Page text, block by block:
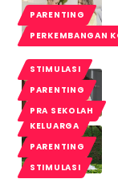
PARENTING
PERKEMBANGAN
STIMULASI
PARENTING
PRA SEKOLAH
KELUARGA
PARENTING
STIMULASI